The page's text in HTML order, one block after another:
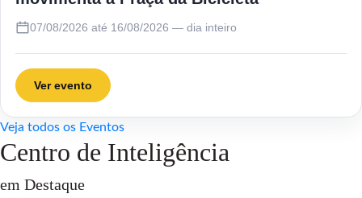
07/08/2026 até 16/08/2026 — dia inteiro
Ver evento
Veja todos os Eventos
Centro de Inteligência
em Destaque